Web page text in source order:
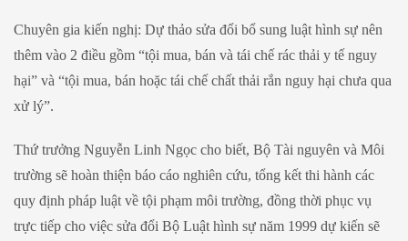
Chuyên gia kiến nghị: Dự thảo sửa đổi bổ sung luật hình sự nên
thêm vào 2 điều gồm “tội mua, bán và tái chế rác thải y tế nguy
hại” và “tội mua, bán hoặc tái chế chất thải rắn nguy hại chưa qua
xử lý”.
Thứ trưởng Nguyễn Linh Ngọc cho biết, Bộ Tài nguyên và Môi
trường sẽ hoàn thiện báo cáo nghiên cứu, tổng kết thi hành các
quy định pháp luật về tội phạm môi trường, đồng thời phục vụ
trực tiếp cho việc sửa đổi Bộ Luật hình sự năm 1999 dự kiến sẽ